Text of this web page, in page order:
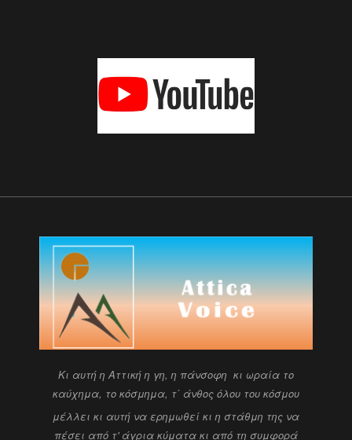
Kι αυτή η Αττική η γη, η πάνσοφη κι ωραία το
καύχημα, το κόσμημα, τ΄ άνθος όλου του κόσμου
μέλλει κι αυτή να ερημωθεί κι η στάθμη της να
πέσει από τ' άγρια κύματα κι από τη συμφορά